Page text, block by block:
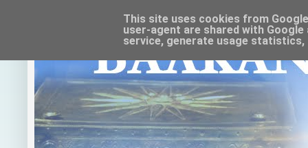
This site uses cookies from
user-agent are shared with
service, generate usage statistics,